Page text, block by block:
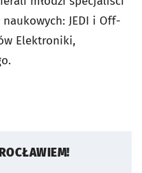
JEDI i Off-
Elektroniki,